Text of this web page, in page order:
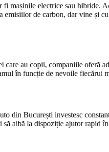
electrice sau hibride.
de carbon, dar vine și
au copii, companiile oferă
în funcție de nevoile fiecărui
din București investesc
aibă la dispoziție ajutor rapid